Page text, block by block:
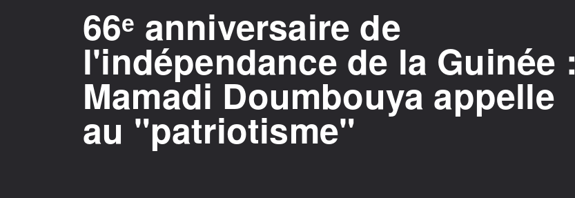
66ᵉ anniversaire de
l'indépendance de la Guinée :
Mamadi Doumbouya appelle
au "patriotisme"